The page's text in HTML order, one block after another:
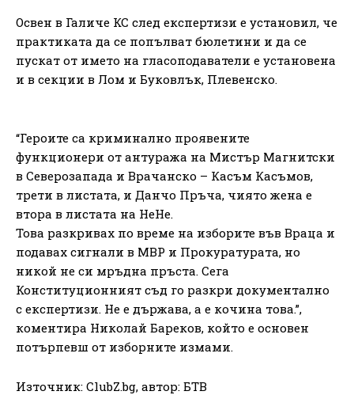
Освен в Галиче КС след експертизи е установил, че
практиката да се попълват бюлетини и да се
пускат от името на гласоподаватели е установена
и в секции в Лом и Буковлък, Плевенско.
“Героите са криминално проявените
функционери от антуража на Мистър Магнитски
в Северозапада и Врачанско – Касъм Касъмов,
трети в листата, и Данчо Пръча, чиято жена е
втора в листата на НеНе.
Това разкривах по време на изборите във Враца и
подавах сигнали в МВР и Прокуратурата, но
никой не си мръдна пръста. Сега
Конституционният съд го разкри документално
с експертизи. Не е държава, а е кочина това.”,
коментира Николай Бареков, който е основен
потърпевш от изборните измами.
Източник: ClubZ.bg, автор: БТВ